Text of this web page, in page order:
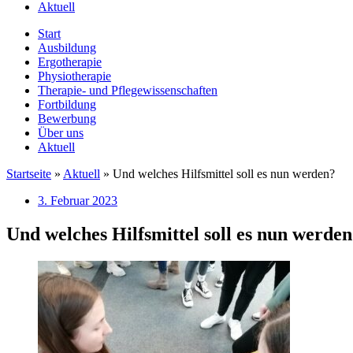
Aktuell
Start
Ausbildung
Ergotherapie
Physiotherapie
Therapie- und Pflegewissenschaften
Fortbildung
Bewerbung
Über uns
Aktuell
Startseite » Aktuell » Und welches Hilfsmittel soll es nun werden?
3. Februar 2023
Und welches Hilfsmittel soll es nun